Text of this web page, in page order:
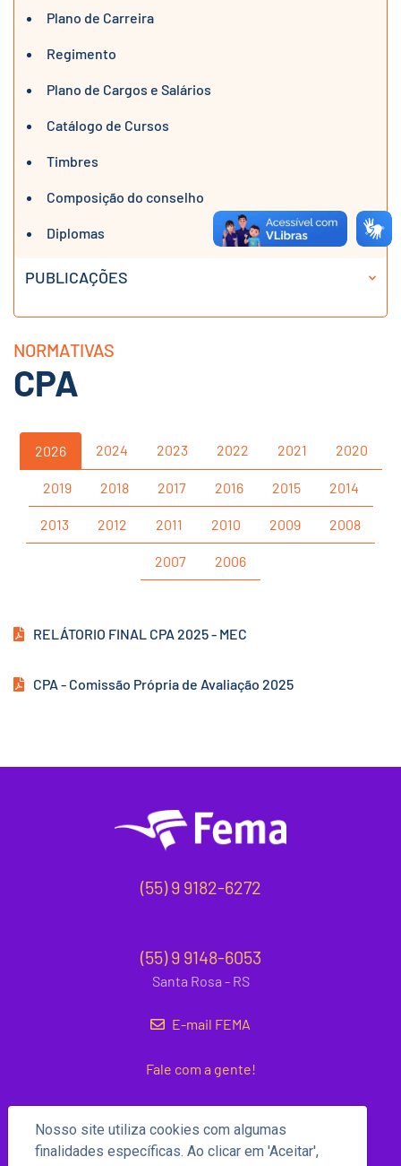
Nosso site utiliza cookies com algumas
finalidades específicas. Ao clicar em 'Aceitar',
Plano de Carreira
Regimento
Plano de Cargos e Salários
Catálogo de Cursos
Timbres
Composição do conselho
Diplomas
PUBLICAÇÕES
NORMATIVAS
CPA
2026 2024 2023 2022 2021 2020
2019 2018 2017 2016 2015 2014
2013 2012 2011 2010 2009 2008
2007 2006
RELÁTORIO FINAL CPA 2025 - MEC
CPA - Comissão Própria de Avaliação 2025
(55) 9 9182-6272
(55) 9 9148-6053
Santa Rosa - RS
E-mail FEMA
Fale com a gente!